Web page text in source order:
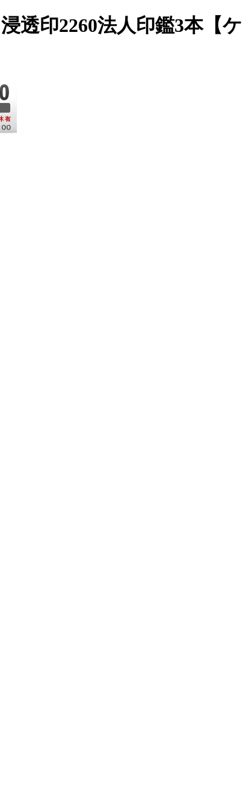
透印2260法人印鑑3本【ケ